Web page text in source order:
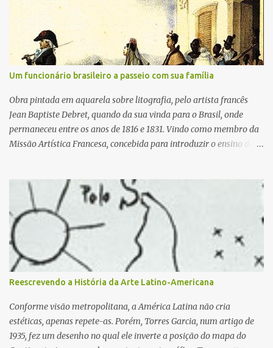
Um funcionário brasileiro a passeio com sua família
Obra pintada em aquarela sobre litografia, pelo artista francês
Jean Baptiste Debret, quando da sua vinda para o Brasil, onde
permaneceu entre os anos de 1816 e 1831. Vindo como membro da
Missão Artística Francesa, concebida para introduzir o ensino de
que viera para sua colônia em 1808 por ocasião da invasão
francesa ao território português. As obras pintadas de
Debret serviram, posteriormente, para definir os textos da sua
obra Viagem Pitoresca e Histórica ao Brasil , publicada entre os
anos de 1834 e 1839. Contextualizando historicamente, podemos
colocar a vinda da família real para o Brasil um processo
importante na possibilidade de artistas estrangeiros virem ao país
abertura dos portos as naç...
Reescrevendo a História da Arte Latino-Americana
Conforme visão metropolitana, a América Latina não cria
estéticas, apenas repete-as. Porém, Torres Garcia, num artigo de
1935, fez um desenho no qual ele inverte a posição do mapa do